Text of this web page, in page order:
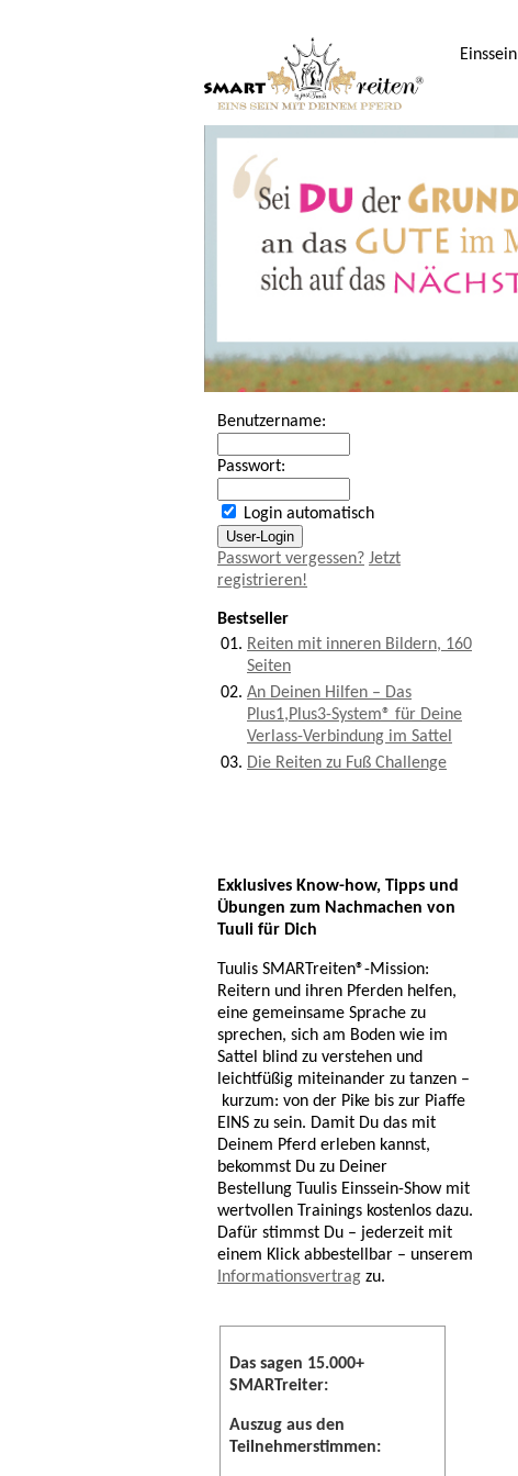
Einssein
Benutzername:
Passwort:
Login automatisch
Passwort vergessen? Jetzt
registrieren!
Bestseller
01. Reiten mit inneren Bildern, 160
Seiten
02. An Deinen Hilfen – Das
Plus1,Plus3-System® für Deine
Verlass-Verbindung im Sattel
03. Die Reiten zu Fuß Challenge
Exklusives Know-how, Tipps und
Übungen zum Nachmachen von
Tuuli für Dich
Tuulis SMARTreiten®-Mission:
Reitern und ihren Pferden helfen,
eine gemeinsame Sprache zu
sprechen, sich am Boden wie im
Sattel blind zu verstehen und
leichtfüßig miteinander zu tanzen –
kurzum: von der Pike bis zur Piaffe
EINS zu sein. Damit Du das mit
Deinem Pferd erleben kannst,
bekommst Du zu Deiner
Bestellung Tuulis Einssein-Show mit
wertvollen Trainings kostenlos dazu.
Dafür stimmst Du – jederzeit mit
einem Klick abbestellbar – unserem
Informationsvertrag zu.
Das sagen 15.000+
SMARTreiter:
Auszug aus den
Teilnehmerstimmen: